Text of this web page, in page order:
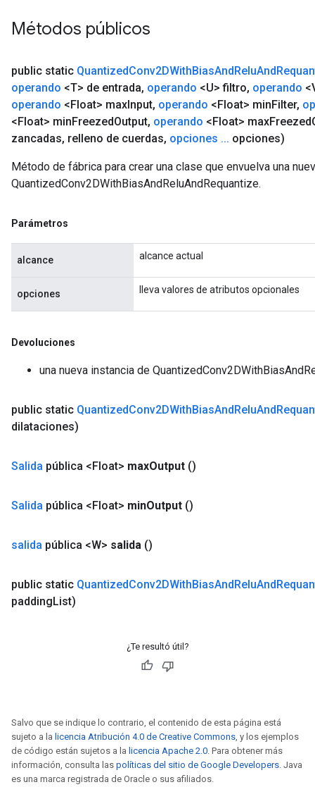
Métodos públicos
public static QuantizedConv2DWithBiasAndReluAnd
operando <T> de entrada, operando <U> filtro, operando
operando <Float> maxInput, operando <Float> minFilter,
<Float> minFreezedOutput, operando <Float> maxFreezed
zancadas, relleno de cuerdas, opciones ... opciones)
Método de fábrica para crear una clase que envuelva una
QuantizedConv2DWithBiasAndReluAndRequantize.
Parámetros
alcance alcance actual
opciones lleva valores de atributos opcionales
Devoluciones
una nueva instancia de
public static QuantizedConv2DWithBiasAndReluAnd
dilataciones)
Salida pública <Float> maxOutput ()
Salida pública <Float> minOutput ()
salida pública <W> salida ()
public static QuantizedConv2DWithBiasAndReluAnd
paddingList)
¿Te resultó útil?
Salvo que se indique lo contrario, el contenido de esta página está
sujeto a la licencia Atribución 4.0 de Creative Commons, y los ejemplos
de código están sujetos a la licencia Apache 2.0. Para obtener más
información, consulta las políticas del sitio de Google Developers. Java
es una marca registrada de Oracle o sus afiliados.